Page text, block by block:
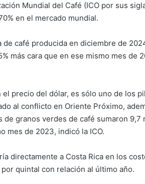
Mundial del Café (ICO por sus
en el mercado mundial.
de café producida en diciembre de
más cara que en ese mismo mes de
el precio del dólar, es sólo uno de los
al conflicto en Oriente Próximo,
granos verdes de café sumaron
mes de 2023, indicó la ICO.
directamente a Costa Rica en los
quintal con relación al último año.